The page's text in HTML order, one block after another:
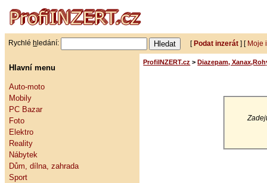
Rychlé h ledání: [Podat inzerát ] [ Moje
Hlavní menu
Auto-moto
Mobily
PC Bazar
Foto
Elektro
Reality
Nábytek
Dům, dílna, zahrada
Sport
ProfiINZERT.cz > Diazepam,